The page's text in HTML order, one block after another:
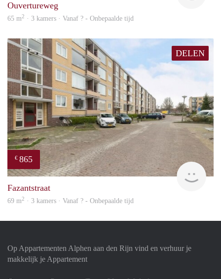
Ouvertureweg
65 m2 · 3 kamers · Vanaf ? - Onbepaalde tijd
DELEN
€ 865
Fazantstraat
69 m2 · 3 kamers · Vanaf ? - Onbepaalde tijd
Op Appartementen Alphen aan den Rijn vind en verhuur je
makkelijk je Appartement